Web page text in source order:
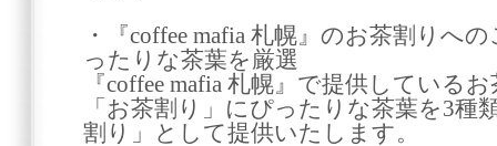
・『coffee mafia 札幌』のお茶割りへ
ったりな茶葉を厳選
『coffee mafia 札幌』で提供している
「お茶割り」にぴったりな茶葉を3種
割り」として提供いたします。